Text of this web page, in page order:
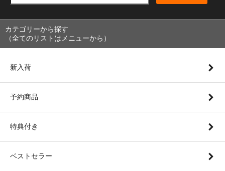
カテゴリーから探す
（全てのリストはメニューから）
新入荷
予約商品
特典付き
ベストセラー